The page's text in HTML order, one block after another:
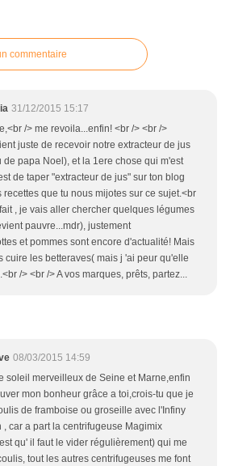
commentaire
31/12/2015 15:17
/> me revoila...enfin! <br /> <br />
juste de recevoir notre extracteur de jus
de papa Noel), et la 1ere chose qui m'est
de taper "extracteur de jus" sur ton blog
recettes que tu nous mijotes sur ce sujet.<br
, je vais aller chercher quelques légumes
pauvre...mdr), justement
et pommes sont encore d'actualité! Mais
cuire les betteraves( mais j 'ai peur qu'elle
/> <br /> A vos marques, prêts, partez...
08/03/2015 14:59
soleil merveilleux de Seine et Marne,enfin
mon bonheur grâce a toi,crois-tu que je
de framboise ou groseille avec l'Infiny
, car a part la centrifugeuse Magimix
qu' il faut le vider régulièrement) qui me
tout les autres centrifugeuses me font